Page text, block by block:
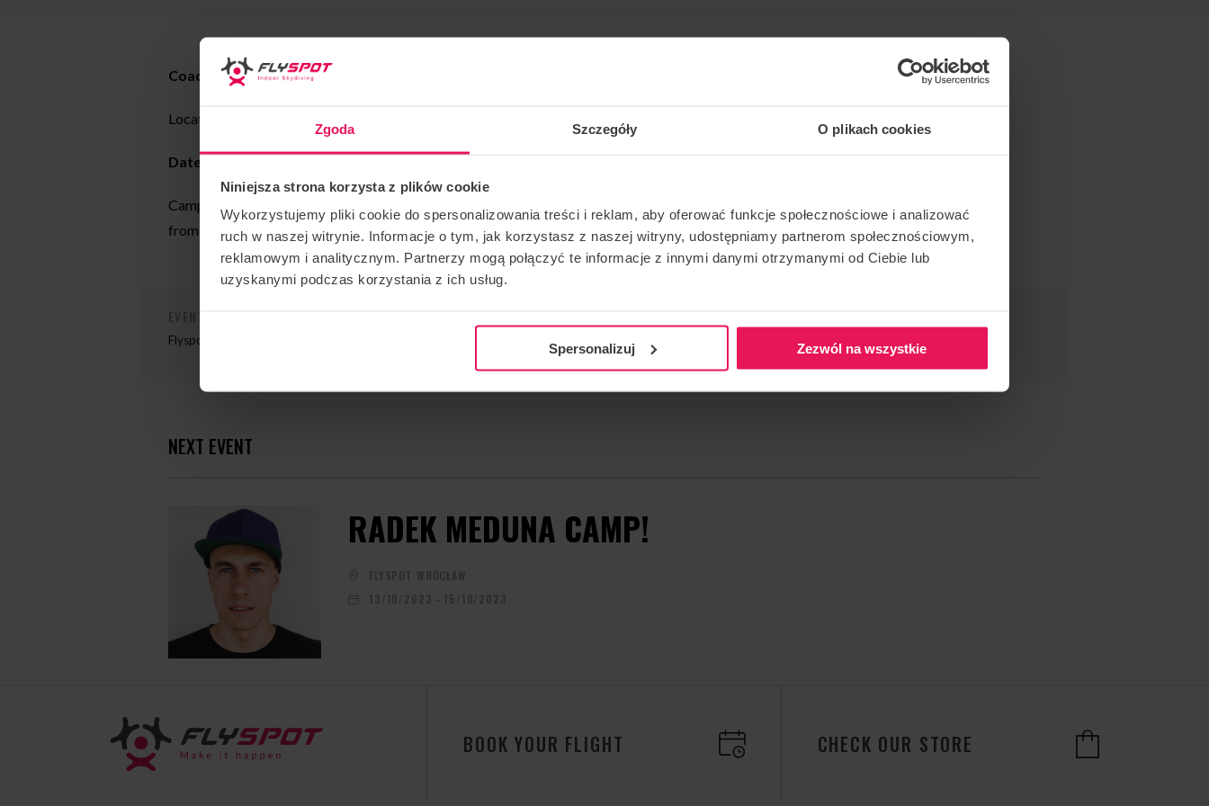
Zgoda Szczegóły O plikach cookies
Niniejsza strona korzysta z plików cookie
Wykorzystujemy pliki cookie do spersonalizowania treści i reklam, aby oferować funkcje społecznościowe i analizować
ruch w naszej witrynie. Informacje o tym, jak korzystasz z naszej witryny, udostępniamy partnerom społecznościowym,
reklamowym i analitycznym. Partnerzy mogą połączyć te informacje z innymi danymi otrzymanymi od Ciebie lub
uzyskanymi podczas korzystania z ich usług.
Spersonalizuj Zezwól na wszystkie
Coach: Radek Meduna
Location: Flyspot Katowice
Date:
Camp organized periodically by coach Radek Meduna at Flyspot Wrocław for junior teams
from the Czech Republic. This time, exceptionally, at Flyspot Katowice
Flyspot
NEXT EVENT
RADEK MEDUNA CAMP!
FLYSPOT WROCŁAW
13/10/2023 - 15/10/2023
BOOK YOUR FLIGHT CHECK OUR STORE